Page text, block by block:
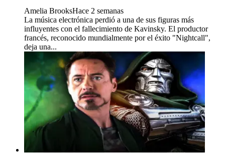
Amelia BrooksHace 2 semanas
La música electrónica perdió a una de sus figuras más
influyentes con el fallecimiento de Kavinsky. El productor
francés, reconocido mundialmente por el éxito "Nightcall",
deja una...